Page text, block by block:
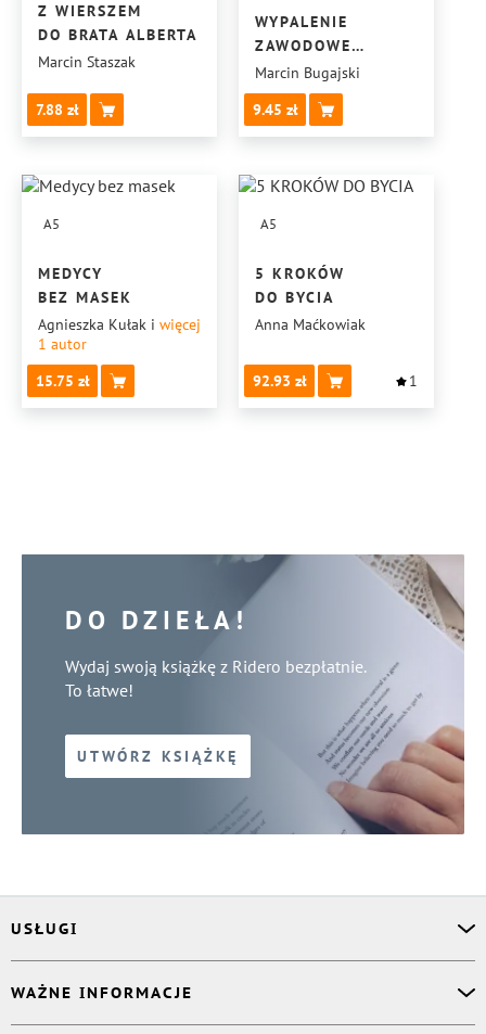
Z WIERSZEM
DO BRATA ALBERTA
Marcin Staszak
7.88
WYPALENIE
ZAWODOWE
OPIEKUNA
MEDYCZNEGO:
JAK DBAĆ
O SIEBIE,
Marcin Bugajski
9.45
A5
MEDYCY
BEZ MASEK
Agnieszka Kułak i więcej
1 autor
15.75
A5
5 KROKÓW
DO BYCIA
Anna Maćkowiak
92.93 1
DO DZIEŁA!
Wydaj swoją książkę z Ridero bezpłatnie.
To łatwe!
UTWÓRZ KSIĄŻKĘ
USŁUGI
Korektor
WAŻNE INFORMACJE